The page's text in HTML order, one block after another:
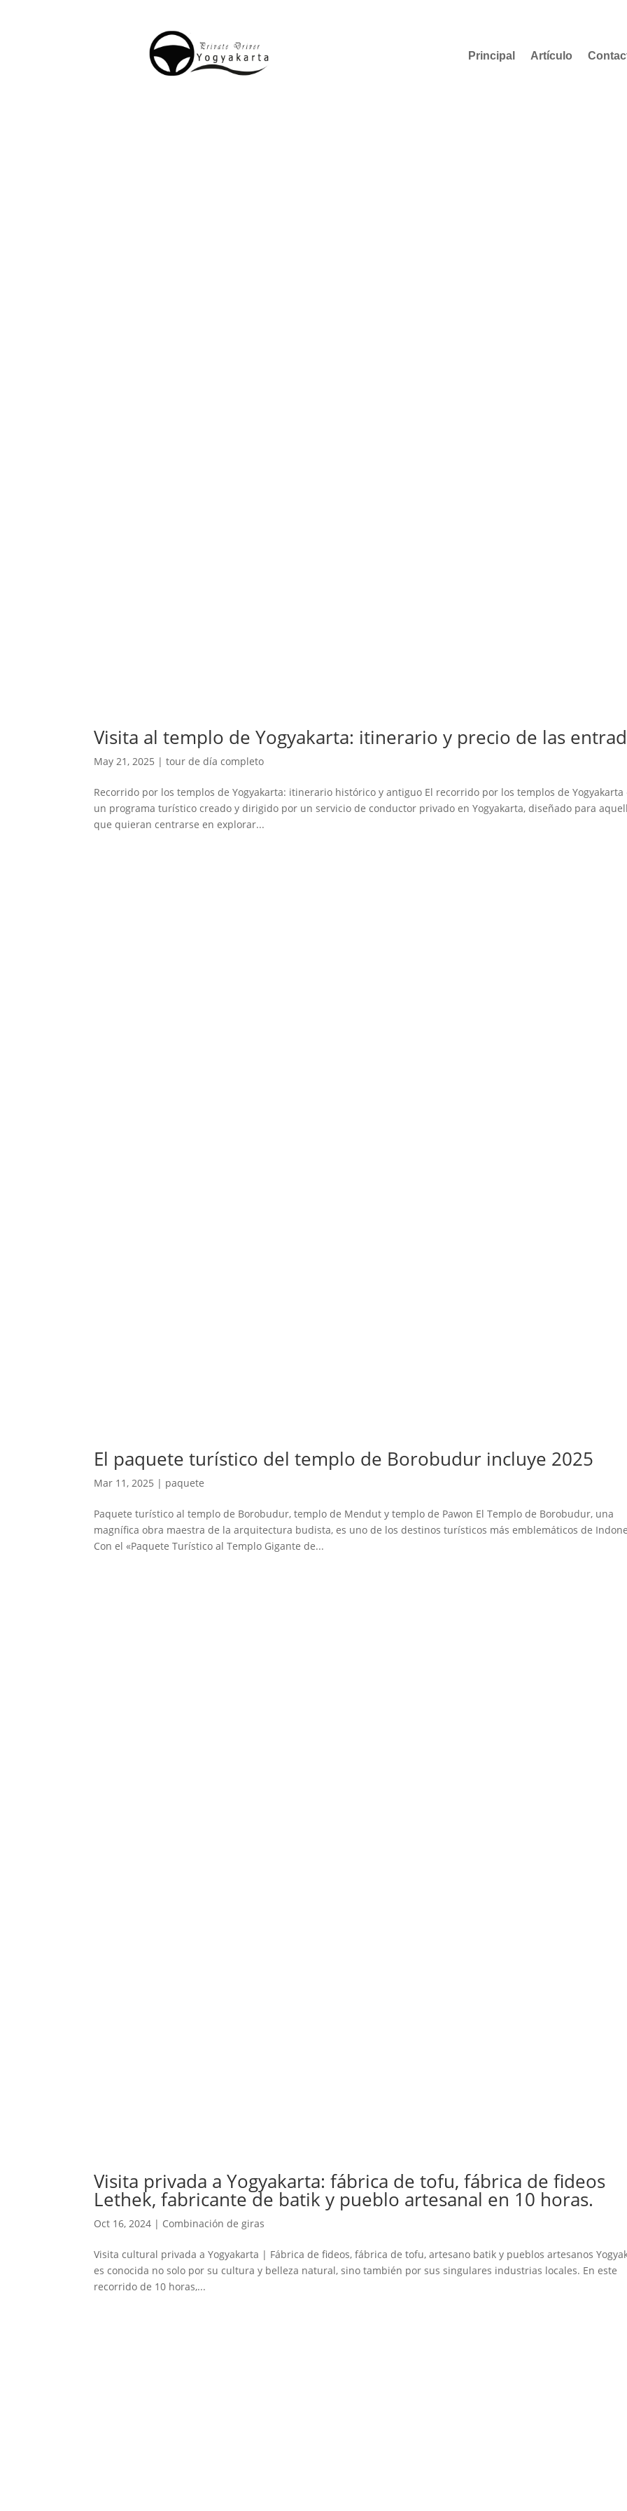
Principal Artículo
Visita al templo de Yogyakarta: itinerario y precio de las
May 21, 2025 |tour de día completo
Recorrido por los templos de Yogyakarta: itinerario histórico y antiguo El recorrido por los templos de Yogyakarta
un programa turístico creado y dirigido por un servicio de conductor privado en Yogyakarta, diseñado para
que quieran centrarse en explorar...
El paquete turístico del templo de Borobudur incluye 2025
Mar 11, 2025 | paquete
Paquete turístico al templo de Borobudur, templo de Mendut y templo de Pawon El Templo de Borobudur, una
magnífica obra maestra de la arquitectura budista, es uno de los destinos turísticos más emblemáticos de
Con el «Paquete Turístico al Templo Gigante de...
Visita privada a Yogyakarta: fábrica de tofu, fábrica de fideos
Lethek, fabricante de batik y pueblo artesanal en 10 horas.
Oct 16, 2024 | Combinación de giras
Visita cultural privada a Yogyakarta | Fábrica de fideos, fábrica de tofu, artesano batik y pueblos artesanos
es conocida no solo por su cultura y belleza natural, sino también por sus singulares industrias locales. En este
recorrido de 10 horas,...